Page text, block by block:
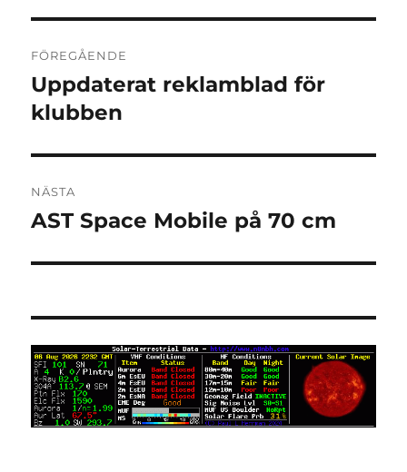
FÖREGÅENDE
Föregående
inlägg:
Uppdaterat reklamblad för
klubben
NÄSTA
Nästa
AST Space Mobile på 70 cm